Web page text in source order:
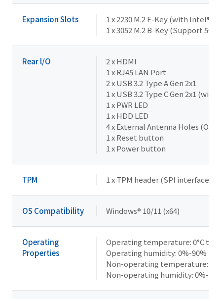
Expansion Slots
1 x 2230 M.2 E-Key (with Intel®
1 x 3052 M.2 B-Key (Support 5G)
Rear l/O
2 x HDMI
1 x RJ45 LAN Port
2 x USB 3.2 Type A Gen 2x1
1 x USB 3.2 Type C Gen 2x1
1 x PWR LED
1 x HDD LED
4 x External Antenna Holes
1 x Reset button
1 x Power button
TPM 1 x TPM header (SPI interface)
OS Compatibility Windows® 10/11 (x64)
Operating
Properties
Operating temperature: 0°C to
Operating humidity: 0%-90%
Non-operating temperature: -
Non-operating humidity: 0%-